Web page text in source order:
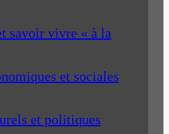
savoir vivre « à la
et sociales
et politiques